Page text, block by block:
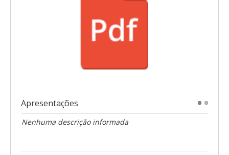
Apresentações
Nenhuma descrição informada